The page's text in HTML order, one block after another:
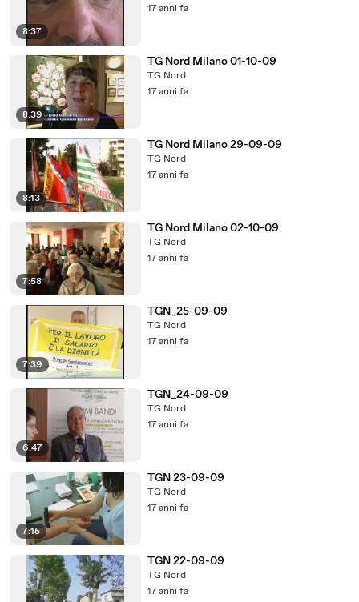
8:37
17 anni fa
8:39
TG Nord Milano 01-10-09
TG Nord
17 anni fa
8:13
TG Nord Milano 29-09-09
TG Nord
17 anni fa
7:58
TG Nord Milano 02-10-09
TG Nord
17 anni fa
7:39
TGN_25-09-09
TG Nord
17 anni fa
6:47
TGN_24-09-09
TG Nord
17 anni fa
7:15
TGN 23-09-09
TG Nord
17 anni fa
TGN 22-09-09
TG Nord
17 anni fa